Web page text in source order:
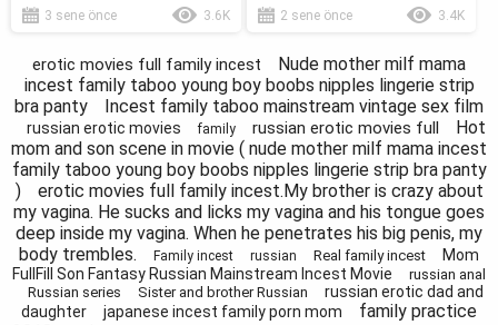
3 sene önce
3.6K
2 sene önce
3.4K
erotic movies full family incest
Nude mother milf mama
incest family taboo young boy boobs nipples lingerie strip
bra panty
Incest family taboo mainstream vintage sex film
russian erotic movies family russian erotic movies full
Hot
mom and son scene in movie ( nude mother milf mama incest
family taboo young boy boobs nipples lingerie strip bra panty
)
erotic movies full family incest.My brother is crazy about
my vagina. He sucks and licks my vagina and his tongue goes
deep inside my vagina. When he penetrates his big penis, my
body trembles.
Family incest russian Real family incest
Mom
FullFill Son Fantasy Russian Mainstream Incest Movie
russian anal
Russian series
Sister and brother Russian
russian erotic dad and
daughter
japanese incest family porn mom
family practice